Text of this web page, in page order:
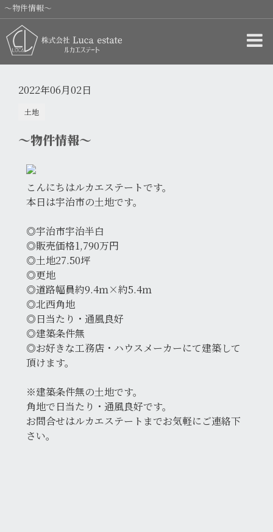
～物件情報～
2022年06月02日
土地
～物件情報～
こんにちはルカエステートです。
本日は宇治市の土地です。
◎宇治市宇治半白
◎販売価格1,790万円
◎土地27.50坪
◎更地
◎道路幅員約9.4ｍ×約5.4ｍ
◎北西角地
◎日当たり・通風良好
◎建築条件無
◎お好きな工務店・ハウスメーカーにて建築して
頂けます。
※建築条件無の土地です。
角地で日当たり・通風良好です。
お問合せはルカエステートまでお気軽にご連絡下
さい。